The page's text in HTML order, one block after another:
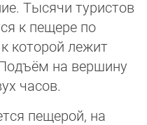
Тысячи туристов
к пещере по
которой лежит
на вершину
часов.
пещерой, на